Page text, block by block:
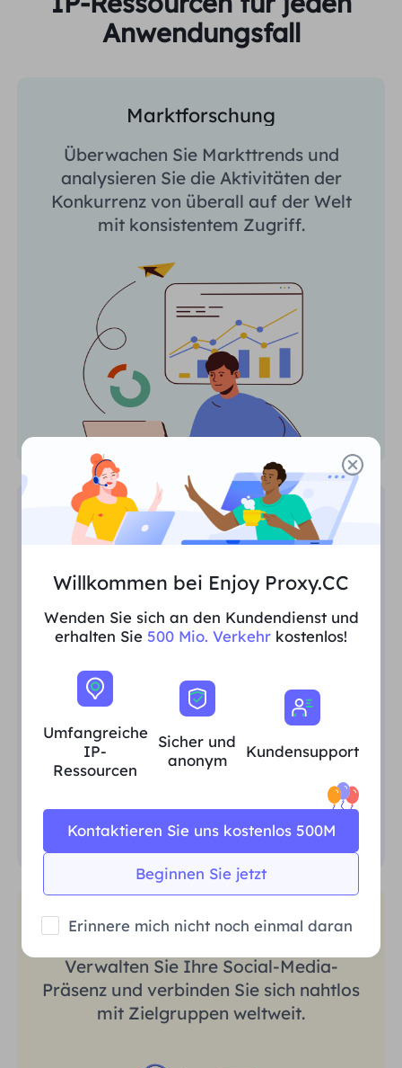
Anwendungsfall
Marktforschung
Überwachen Sie Markttrends und
analysieren Sie die Aktivitäten der
Konkurrenz von überall auf der Welt
mit konsistentem Zugriff.
SEO-Überwachung
Daten, führen Sie
Wettbewerbsanalysen durch,
überwachen Sie SERPs und gewinnen
Social-Media-Marketing
Verwalten Sie Ihre Social-Media-
Präsenz und verbinden Sie sich nahtlos
mit Zielgruppen weltweit.
Willkommen bei Enjoy Proxy.CC
Wenden Sie sich an den Kundendienst und
erhalten Sie 500 Mio. Verkehr kostenlos!
Umfangreiche
IP-
Ressourcen
Sicher und
anonym
Kundensupport
Beginnen Sie jetzt
Kontaktieren Sie uns kostenlos 500M
Erinnere mich nicht noch einmal daran